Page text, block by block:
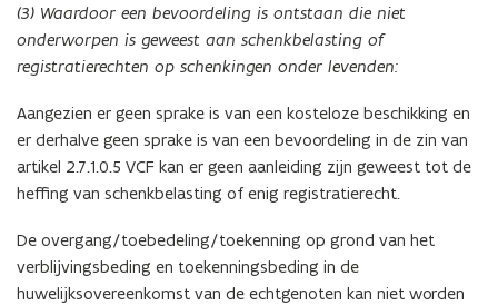
(3) Waardoor een bevoordeling is ontstaan die niet
onderworpen is geweest aan schenkbelasting of
registratierechten op schenkingen onder levenden:
Aangezien er geen sprake is van een kosteloze beschikking en
er derhalve geen sprake is van een bevoordeling in de zin van
artikel 2.7.1.0.5 VCF kan er geen aanleiding zijn geweest tot de
heffing van schenkbelasting of enig registratierecht.
De overgang/toebedeling/toekenning op grond van het
verblijvingsbeding en toekenningsbeding in de
huwelijksovereenkomst van de echtgenoten kan niet worden